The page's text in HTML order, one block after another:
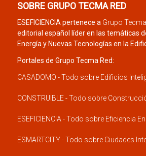
SOBRE GRUPO TECMA RED
ESEFICIENCIA pertenece a Grupo
editorial español líder en las temáticas
Energía y Nuevas Tecnologías en la
Portales de Grupo Tecma Red:
CASADOMO - Todo sobre Edificios
CONSTRUIBLE - Todo sobre
ESEFICIENCIA - Todo sobre Eficiencia
ESMARTCITY - Todo sobre Ciudades